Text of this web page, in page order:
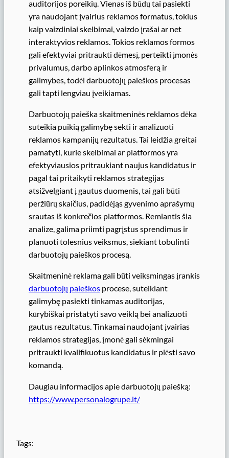
auditorijos poreikių. Vienas iš būdų tai pasiekti
yra naudojant įvairius reklamos formatus, tokius
kaip vaizdiniai skelbimai, vaizdo įrašai ar net
interaktyvios reklamos. Tokios reklamos formos
gali efektyviai pritraukti dėmesį, perteikti įmonės
privalumus, darbo aplinkos atmosferą ir
galimybes, todėl darbuotojų paieškos procesas
gali tapti lengviau įveikiamas.
Darbuotojų paieška skaitmeninės reklamos dėka
suteikia puikią galimybę sekti ir analizuoti
reklamos kampanijų rezultatus. Tai leidžia greitai
pamatyti, kurie skelbimai ar platformos yra
efektyviausios pritraukiant naujus kandidatus ir
pagal tai pritaikyti reklamos strategijas
atsižvelgiant į gautus duomenis, tai gali būti
peržiūrų skaičius, padidėjąs gyvenimo aprašymų
srautas iš konkrečios platformos. Remiantis šia
analize, galima priimti pagrįstus sprendimus ir
planuoti tolesnius veiksmus, siekiant tobulinti
darbuotojų paieškos procesą.
Skaitmeninė reklama gali būti veiksmingas įrankis
darbuotojų paieškos procese, suteikiant
galimybę pasiekti tinkamas auditorijas,
kūrybiškai pristatyti savo veiklą bei analizuoti
gautus rezultatus. Tinkamai naudojant įvairias
reklamos strategijas, įmonė gali sėkmingai
pritraukti kvalifikuotus kandidatus ir plėsti savo
komandą.
Daugiau informacijos apie darbuotojų paiešką:
https://www.personalogrupe.lt/
Tags: